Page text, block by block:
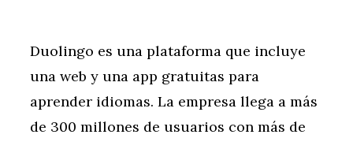
Duolingo es una plataforma que incluye
una web y una app gratuitas para
aprender idiomas. La empresa llega a más
de 300 millones de usuarios con más de